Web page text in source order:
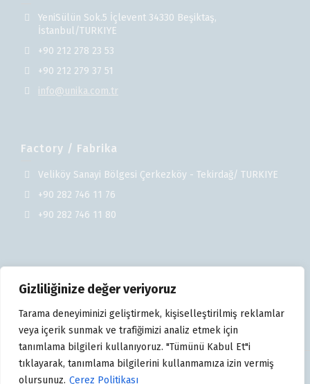
Gizliliğinize değer veriyoruz
Tarama deneyiminizi geliştirmek, kişiselleştirilmiş reklamlar
veya içerik sunmak ve trafiğimizi analiz etmek için
tanımlama bilgileri kullanıyoruz. "Tümünü Kabul Et"i
tıklayarak, tanımlama bilgilerini kullanmamıza izin vermiş
olursunuz. Çerez Politikası
YeniSülün Sok.5 İçlevent 34330 Beşiktaş,
İstanbul/TURKIYE
+90 212 278 23 53
+90 212 279 37 51
info@unika.com.tr
Factory / Fabrika
Veliköy Sanayi Bölgesi Çerkezköy - Tekirdağ/ TURKIYE
+90 282 746 11 76
+90 282 746 11 80
Copyright © 2025 Ünika Üniversal Kablo Sanayi ve Ticaret